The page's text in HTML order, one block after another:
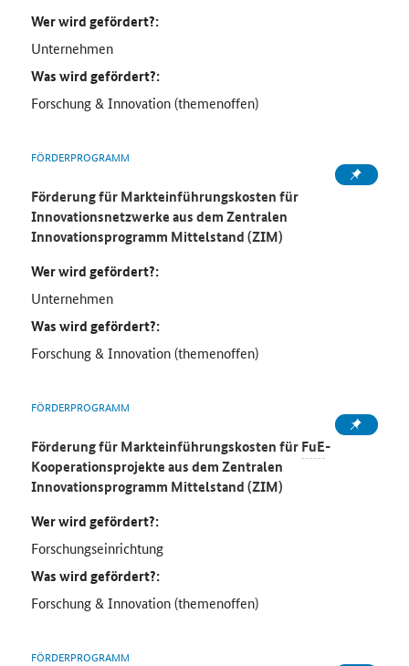
Wer wird gefördert?:
Unternehmen
Was wird gefördert?:
Forschung & Innovation (themenoffen)
FÖRDERPROGRAMM
Förderung für Markteinführungskosten für
Innovationsnetzwerke aus dem Zentralen
Innovationsprogramm Mittelstand (ZIM)
Wer wird gefördert?:
Unternehmen
Was wird gefördert?:
Forschung & Innovation (themenoffen)
FÖRDERPROGRAMM
Förderung für Markteinführungskosten fürFuE-
Kooperationsprojekte aus dem Zentralen
Innovationsprogramm Mittelstand (ZIM)
Wer wird gefördert?:
Forschungseinrichtung
Was wird gefördert?:
Forschung & Innovation (themenoffen)
FÖRDERPROGRAMM